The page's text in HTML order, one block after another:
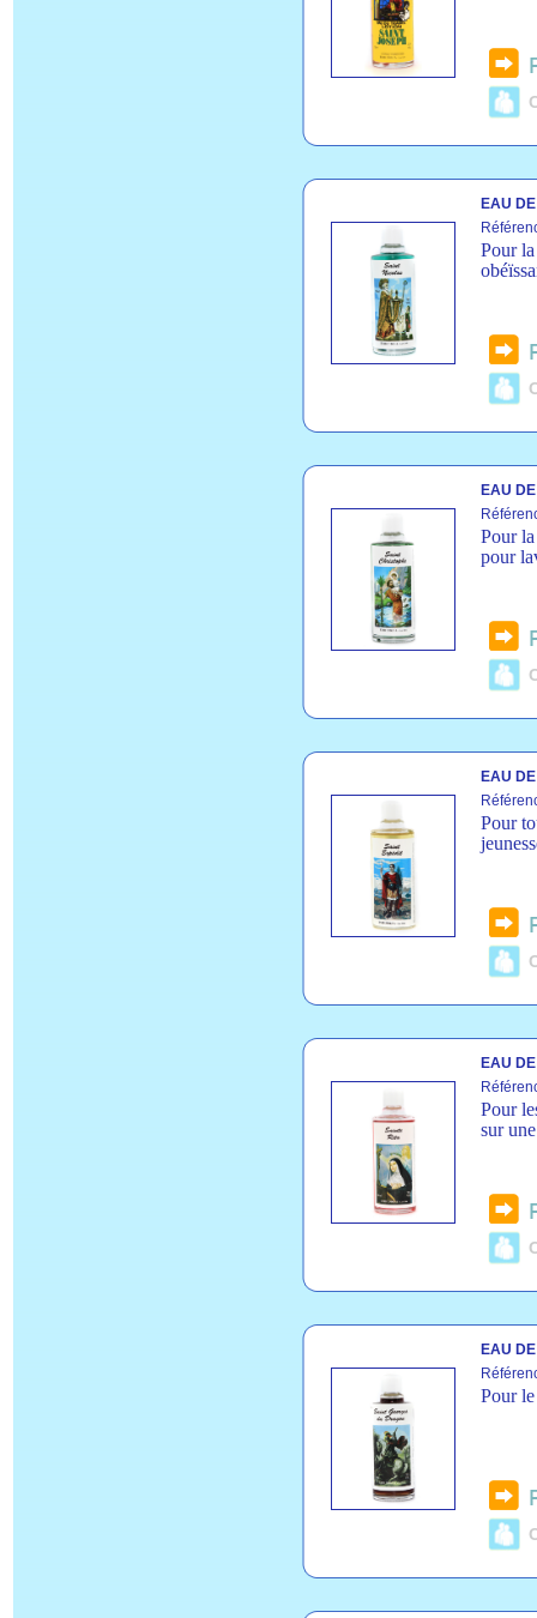
EAU
Pour la
EAU
Pour
pour
EAU
Pour
EAU
Pour
sur
EAU
Pour